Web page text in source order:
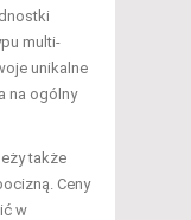
multi-
unikalne
na ogólny
także
Ceny
w